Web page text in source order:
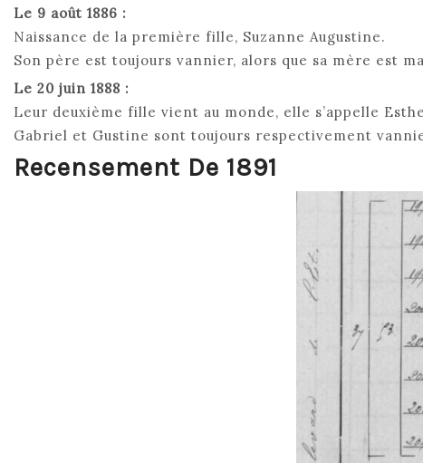
Le 9 août 1886 :
Naissance de la première fille, Suzanne Augustine.
Son père est toujours vannier, alors que sa mère est
Le 20 juin 1888 :
Leur deuxième fille vient au monde, elle s’appelle
Gabriel et Gustine sont toujours respectivement
Recensement De 1891